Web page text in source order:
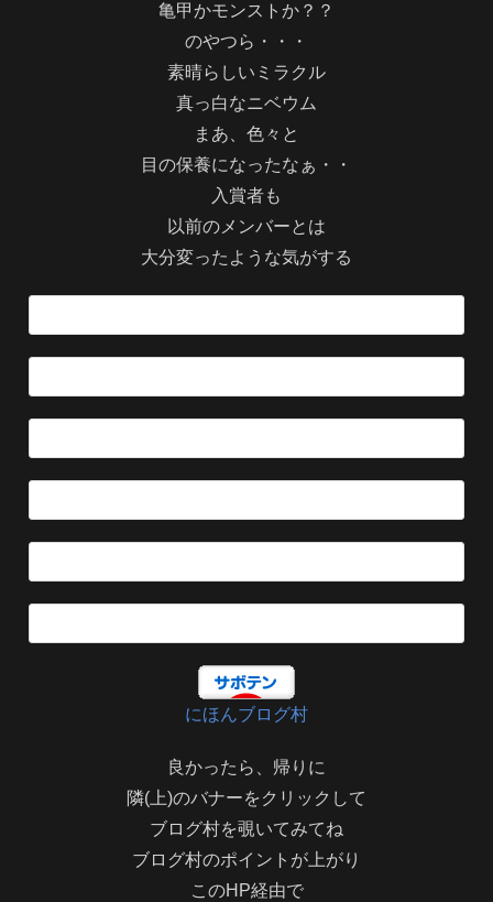
亀甲かモンストか？？
のやつら・・・
素晴らしいミラクル
真っ白なニベウム
まあ、色々と
目の保養になったなぁ・・
入賞者も
以前のメンバーとは
大分変ったような気がする
にほんブログ村
良かったら、帰りに
隣(上)のバナーをクリックして
ブログ村を覗いてみてね
ブログ村のポイントが上がり
このHP経由で